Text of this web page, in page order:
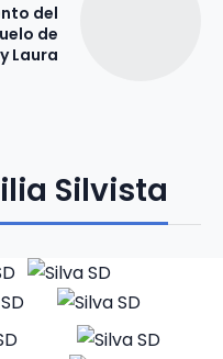
del
de
Laura
Silvista